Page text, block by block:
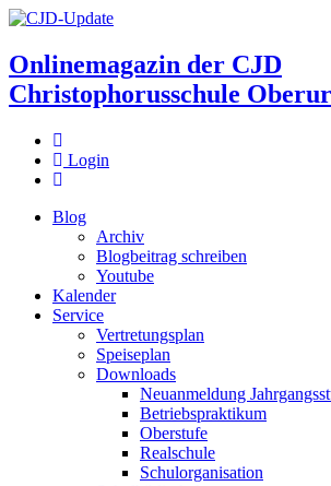
Onlinemagazin der CJD
Christophorusschule
Login
Blog
Archiv
Blogbeitrag schreiben
Youtube
Kalender
Service
Vertretungsplan
Speiseplan
Downloads
Neuanmeldung
Betriebspraktikum
Oberstufe
Realschule
Schulorganisation